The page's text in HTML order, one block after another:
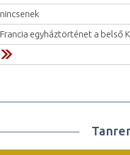
nincsenek
Francia egyháztörténet a belső